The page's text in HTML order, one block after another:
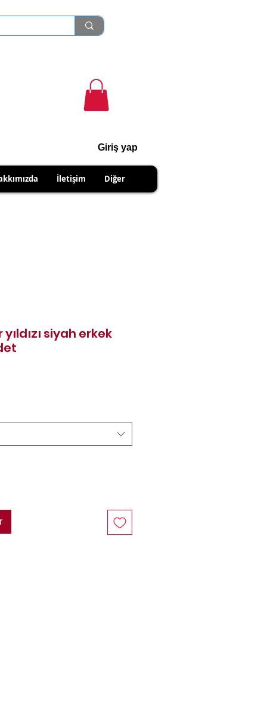
Giriş yap
İletişim Diğer
siyah erkek